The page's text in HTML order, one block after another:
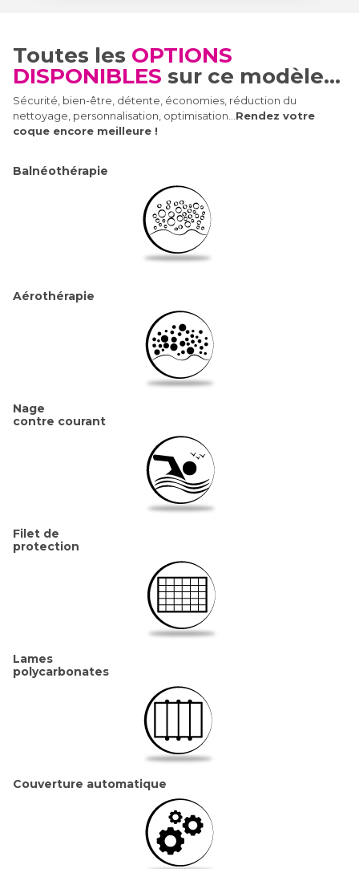
Toutes les OPTIONS
DISPONIBLES sur ce modèle...
Sécurité, bien-être, détente, économies, réduction du
nettoyage, personnalisation, optimisation... Rendez votre
coque encore meilleure !
Balnéothérapie
Aérothérapie
Nage
contre courant
Filet de
protection
Lames
polycarbonates
Couverture automatique